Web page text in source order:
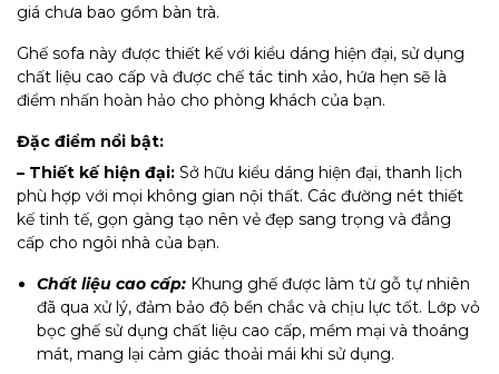
giá chưa bao gồm bàn trà​.
Ghế sofa này được thiết kế với kiểu dáng hiện đại, sử dụng
chất liệu cao cấp và được chế tác tinh xảo, hứa hẹn sẽ là
điểm nhấn hoàn hảo cho phòng khách của bạn.
Đặc điểm nổi bật:
– Thiết kế hiện đại: Sở hữu kiểu dáng hiện đại, thanh lịch
phù hợp với mọi không gian nội thất. Các đường nét thiết
kế tinh tế, gọn gàng tạo nên vẻ đẹp sang trọng và đẳng
cấp cho ngôi nhà của bạn.
Chất liệu cao cấp: Khung ghế được làm từ gỗ tự nhiên
đã qua xử lý, đảm bảo độ bền chắc và chịu lực tốt. Lớp vỏ
bọc ghế sử dụng chất liệu cao cấp, mềm mại và thoáng
mát, mang lại cảm giác thoải mái khi sử dụng.